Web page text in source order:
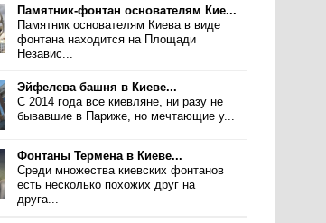
Памятник-фонтан основателям Кие...
Памятник основателям Киева в виде
фонтана находится на Площади
Независ...
Эйфелева башня в Киеве...
С 2014 года все киевляне, ни разу не
бывавшие в Париже, но мечтающие у...
Фонтаны Термена в Киеве...
Среди множества киевских фонтанов
есть несколько похожих друг на
друга...